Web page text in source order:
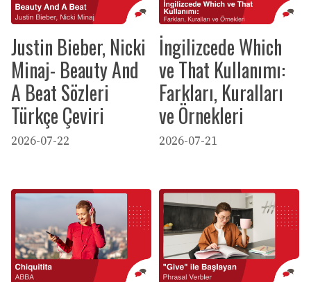
Justin Bieber, Nicki
Minaj- Beauty And
A Beat Sözleri
Türkçe Çeviri
2026-07-22
İngilizcede Which
ve That Kullanımı:
Farkları, Kuralları
ve Örnekleri
2026-07-21